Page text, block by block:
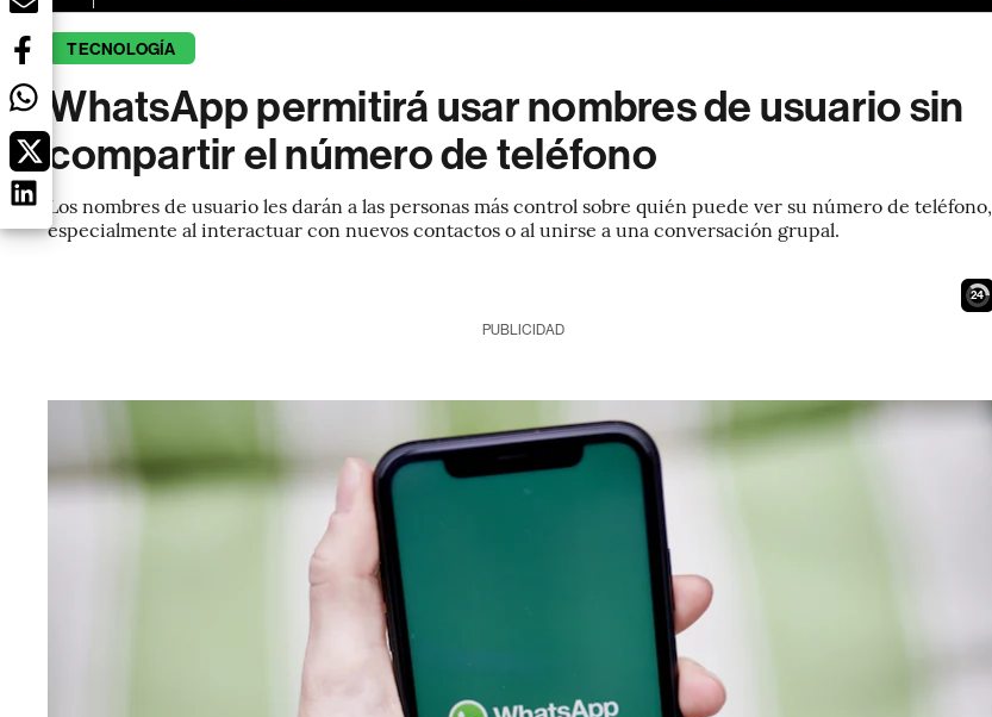
TECNOLOGÍA
WhatsApp permitirá usar nombres de usuario sin
compartir el número de teléfono
Los nombres de usuario les darán a las personas más control sobre quién puede ver su número de teléfono,
especialmente al interactuar con nuevos contactos o al unirse a una conversación grupal.
23
PUBLICIDAD